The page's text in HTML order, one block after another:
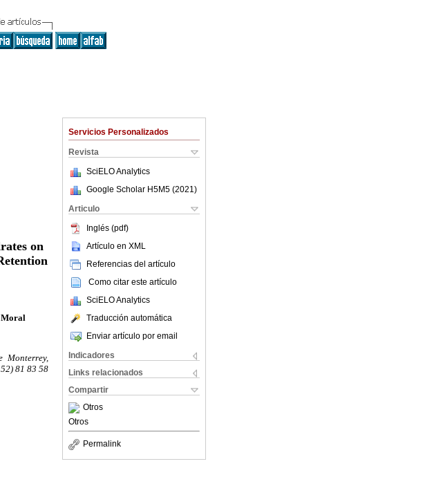
Servicios Personalizados
Revista
SciELO Analytics
Google Scholar H5M5 (2021 )
Articulo
Inglés (pdf)
Artículo en XML
Referencias del artículo
Como citar este artículo
SciELO Analytics
Traducción automática
Enviar artículo por email
Indicadores
Links relacionados
Compartir
Otros
Otros
Permalink
on
Moral
Monterrey,
81 83 58